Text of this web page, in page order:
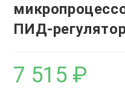
ПИД-
7 515 ₽